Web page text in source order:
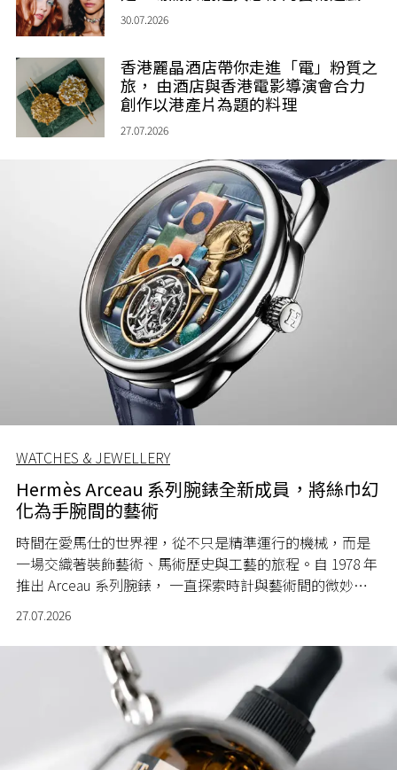
30.07.2026
香港麗晶酒店帶你走進「電」粉質之
旅， 由酒店與香港電影導演會合力
創作以港產片為題的料理
27.07.2026
WATCHES & JEWELLERY
Hermès Arceau 系列腕錶全新成員，將絲巾幻
化為手腕間的藝術
時間在愛馬仕的世界裡，從不只是精準運行的機械，而是
一場交織著裝飾藝術、馬術歷史與工藝的旅程。自 1978 年
推出 Arceau 系列腕錶， 一直探索時計與藝術間的微妙關
27.07.2026